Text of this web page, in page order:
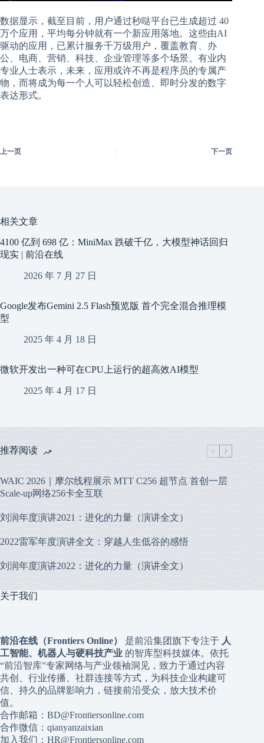
数据显示，截至目前，用户通过秒哒平台已生成超过 40
万个应用，平均每分钟就有一个新应用落地。这些由AI
驱动的应用，已累计服务千万级用户，覆盖教育、办
公、电商、营销、科技、企业管理等多个场景。有业内
专业人士表示，未来，应用或许不再是程序员的专属产
物，而将成为每一个人可以轻松创造、即时分发的数字
表达形式。
上一页 下一页
相关文章
4100 亿到 698 亿：MiniMax 跌破千亿，大模型神话回归
现实 | 前沿在线
2026 年 7 月 27 日
Google发布Gemini 2.5 Flash预览版 首个完全混合推理模
型
2025 年 4 月 18 日
微软开发出一种可在CPU上运行的超高效AI模型
2025 年 4 月 17 日
推荐阅读
WAIC 2026｜摩尔线程展示 MTT C256 超节点 首创一层
Scale-up网络256卡全互联
刘润年度演讲2021：进化的力量（演讲全文）
2022雷军年度演讲全文：穿越人生低谷的感悟
刘润年度演讲2022：进化的力量（演讲全文）
关于我们
前沿在线（Frontiers Online） 是前沿集团旗下专注于 人
工智能、机器人与硬科技产业 的智库型科技媒体。依托
“前沿智库”专家网络与产业领袖洞见，致力于通过内容
共创、行业传播、社群连接等方式，为科技企业构建可
信、持久的品牌影响力，链接前沿受众，放大技术价
值。
合作邮箱：BD@Frontiersonline.com
合作微信：qianyanzaixian
加入我们：HR@Frontiersonline.com